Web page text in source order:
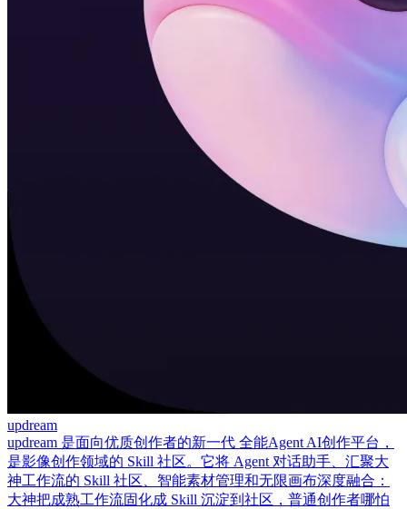
updream
updream 是面向优质创作者的新一代 全能Agent AI创作平台，
是影像创作领域的 Skill 社区。它将 Agent 对话助手、汇聚大
神工作流的 Skill 社区、智能素材管理和无限画布深度融合：
大神把成熟工作流固化成 Skill 沉淀到社区，普通创作者哪怕